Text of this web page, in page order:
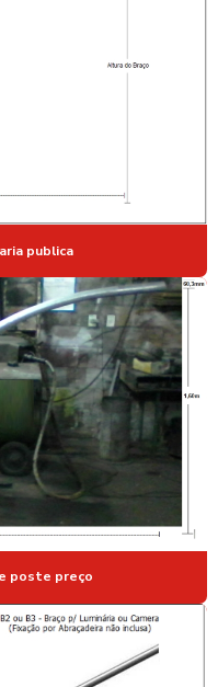
PREÇO
publica
poste preço